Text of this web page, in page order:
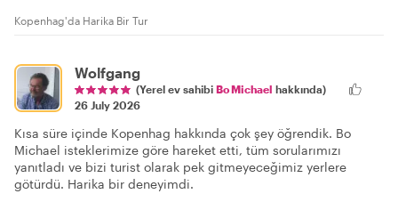
Kopenhag'da Harika Bir Tur
Wolfgang
(Yerel ev sahibi Bo Michael hakkında)
26 July 2026
Kısa süre içinde Kopenhag hakkında çok şey öğrendik. Bo
Michael isteklerimize göre hareket etti, tüm sorularımızı
yanıtladı ve bizi turist olarak pek gitmeyeceğimiz yerlere
götürdü. Harika bir deneyimdi.